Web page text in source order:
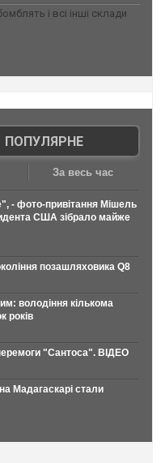
і всі інші склади
ПОПУЛЯРНЕ
За весь час
- фото-привітання Мішель
США зібрало майже
позашляховика Q8
володіння кількома
років
"Сантоса". ВІДЕО
Мадагаскарі стали